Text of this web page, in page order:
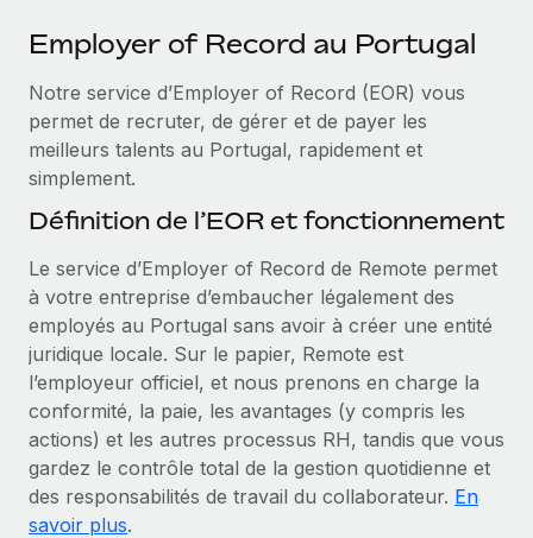
Rationalisez vos processus avec des outils essentiels
SERVICES
Demandez aux experts
Recevez des conseils d’experts sur les RH à
l’international et la conformité
Contrôles d’antécédents
Simplifiez vos processus de présélection des
candidats
Remote Watchtower
Gardez un temps d’avance sur les risques en
matière de conformité
Gestion des appareils
Achetez et suivez vos équipements informatiques
Partenaires stratégiques de la tech
Devenir partenaire
Explorez avec nous vos opportunités de partenariat
Conseil en intégrations et automatisations assistées par
ÉTUDES DE CAS
Événements
Salle de presse
Données sur les salaires et les talents
Centre de ressources
Voir toutes les ressources
BLOG
Paie multipays
EOR et PEO
Gestion des freelances
Employer of Record au Portugal
Notre service d’Employer of Record (EOR) vous
permet de recruter, de gérer et de payer les
meilleurs talents au Portugal, rapidement et
simplement.
Définition de l’EOR et fonctionnement
Le service d’Employer of Record de Remote permet
à votre entreprise d’embaucher légalement des
employés au Portugal sans avoir à créer une entité
juridique locale. Sur le papier, Remote est
l’employeur officiel, et nous prenons en charge la
conformité, la paie, les avantages (y compris les
actions) et les autres processus RH, tandis que vous
gardez le contrôle total de la gestion quotidienne et
des responsabilités de travail du collaborateur. En
savoir plus.